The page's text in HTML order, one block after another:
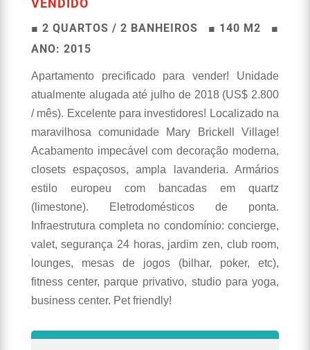
VENDIDO
■ 2 QUARTOS / 2 BANHEIROS ■ 140 M2 ■
ANO: 2015
Apartamento precificado para vender! Unidade
atualmente alugada até julho de 2018 (US$ 2.800
/ mês). Excelente para investidores! Localizado na
maravilhosa comunidade Mary Brickell Village!
Acabamento impecável com decoração moderna,
closets espaçosos, ampla lavanderia. Armários
estilo europeu com bancadas em quartz
(limestone). Eletrodomésticos de ponta.
Infraestrutura completa no condomínio: concierge,
valet, segurança 24 horas, jardim zen, club room,
lounges, mesas de jogos (bilhar, poker, etc),
fitness center, parque privativo, studio para yoga,
business center. Pet friendly!